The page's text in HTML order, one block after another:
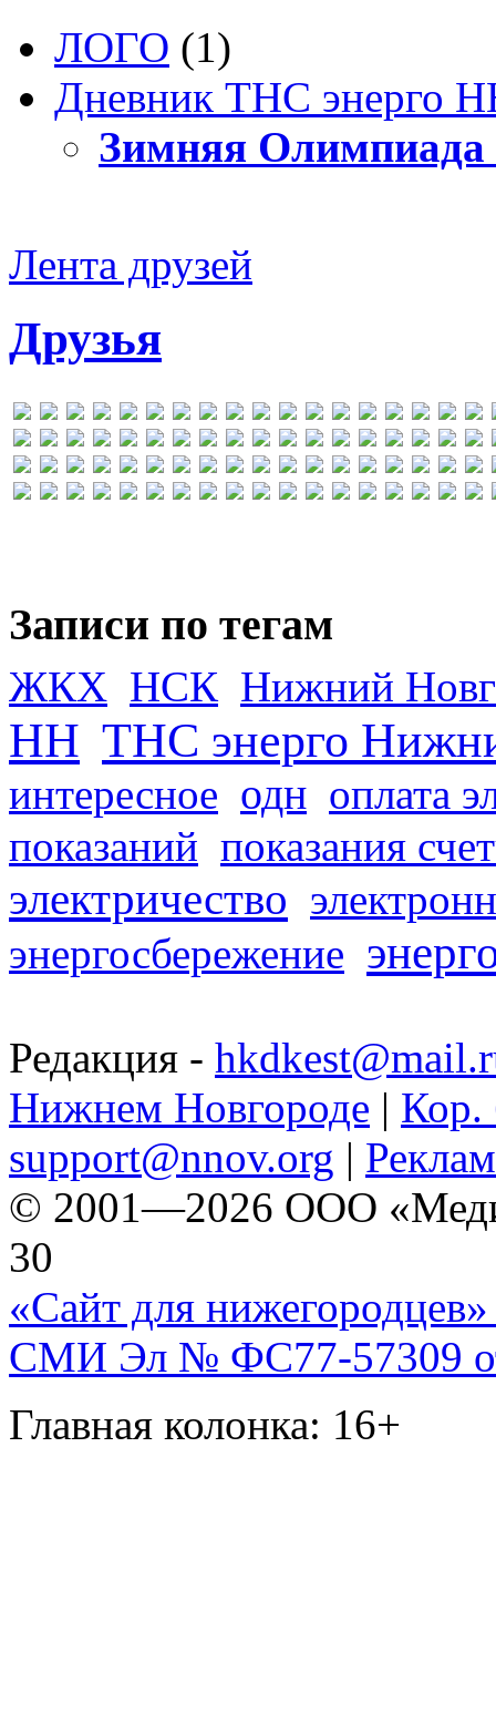
ЛОГО (1)
Дневник ТНС энерго
Зимняя
Лента друзей
Друзья
Записи по тегам
ЖКХ НСК Нижний
НН ТНС энерго
интересное одн оплата
показаний показания
электричество
энергосбережение
Редакция -
Нижнем Новгороде | Кор.
support@nnov.org |
© 2001—2026 ООО
30
«Сайт для нижегородцев»
СМИ Эл № ФС77-57309
Главная колонка: 16+